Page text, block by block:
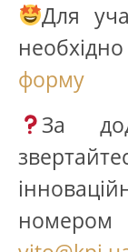
Для
форму
За
номером